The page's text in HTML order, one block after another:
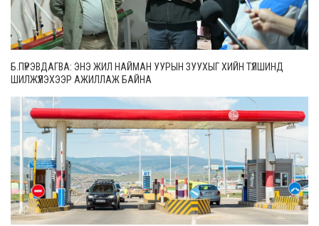
Б.ПҮРЭВДАГВА: ЭНЭ ЖИЛ НАЙМАН УУРЫН ЗУУХЫГ ХИЙН ТҮЛШИНД
ШИЛЖҮҮЛЭХЭЭР АЖИЛЛАЖ БАЙНА